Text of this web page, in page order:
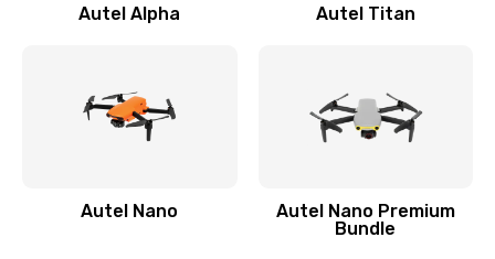
Autel Alpha Autel Titan
Autel Nano
Autel Nano Premium
Bundle